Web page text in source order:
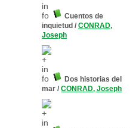
Cuentos de
inquietud / CONRAD,
Joseph
Dos historias del
mar / CONRAD, Joseph